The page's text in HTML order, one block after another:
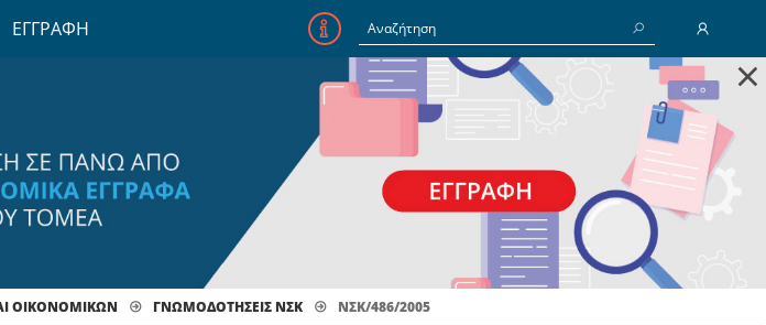
ΕΓΓΡΑΦΗ
E-Mail
Κωδικός
Να με θυμάσαι
×
ΟΙΚΟΝΟΜΙΚΩΝ ΓΝΩΜΟΔΟΤΉΣΕΙΣ ΝΣΚ ΝΣΚ/486/2005